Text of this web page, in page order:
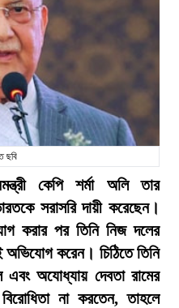
ছবি
কেপি শর্মা অলি তার
সরাসরি দায়ী করেছেন।
করার পর তিনি নিজ দলের
অভিযোগ করেন। চিঠিতে তিনি
অযোধ্যায় দেবতা রামের
না করতেন, তাহলে